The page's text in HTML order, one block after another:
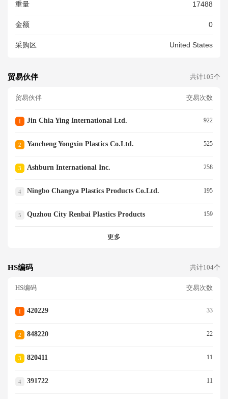
重量 17488
金额 0
采购区 United States
贸易伙伴 共计105个
贸易伙伴 交易次数
1 Jin Chia Ying International Ltd. 922
2 Yancheng Yongxin Plastics Co.ltd. 525
3 Ashburn International Inc. 258
4 Ningbo Changya Plastics Products Co.ltd. 195
5 Quzhou City Renbai Plastics Products 159
更多
HS编码 共计104个
HS编码 交易次数
1 420229 33
2 848220 22
3 820411 11
4 391722 11